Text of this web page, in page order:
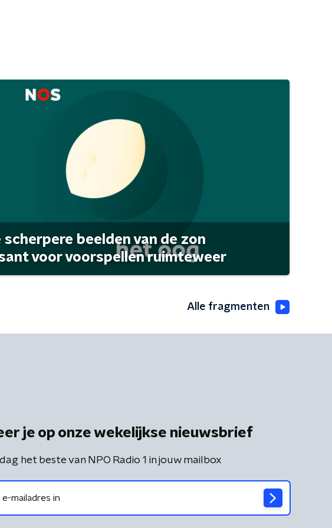
scherpere beelden van de zon
voor voorspellen ruimteweer
Alle fragmenten
je op onze wekelijkse nieuwsbrief
het beste van NPO Radio 1 in jouw mailbox